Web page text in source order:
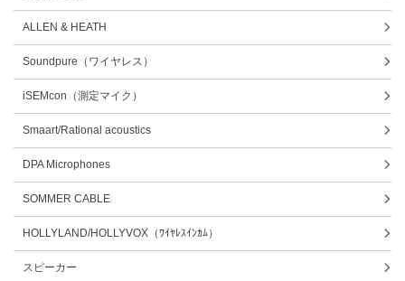
ALLEN & HEATH
Soundpure（ワイヤレス）
iSEMcon（測定マイク）
Smaart/Rational acoustics
DPA Microphones
SOMMER CABLE
HOLLYLAND/HOLLYVOX（ﾜｲﾔﾚｽｲﾝｶﾑ）
スピーカー